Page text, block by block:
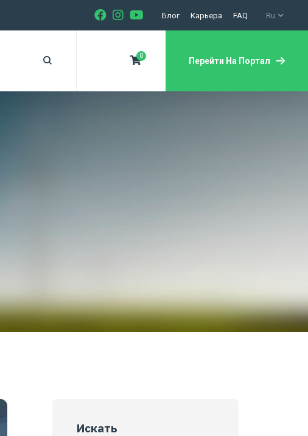
Блог Карьера FAQ Ru
0
Перейти На Портал
Искать